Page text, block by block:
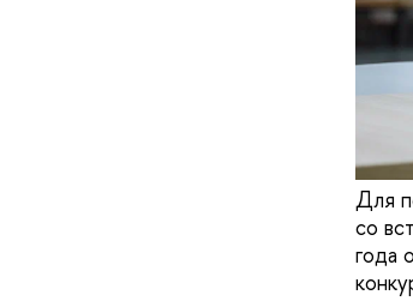
Для
со
года